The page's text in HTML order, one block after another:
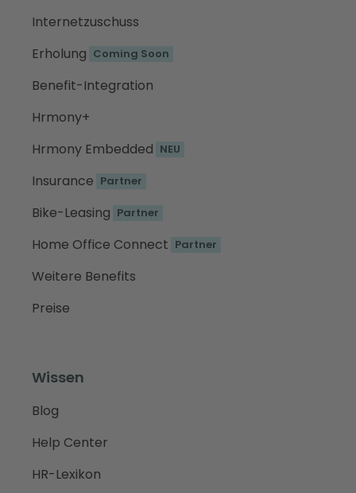
Internetzuschuss
Erholung Coming Soon
Benefit-Integration
Hrmony+
Hrmony Embedded NEU
Insurance Partner
Bike-Leasing Partner
Home Office Connect Partner
Weitere Benefits
Preise
Wissen
Blog
Help Center
HR-Lexikon